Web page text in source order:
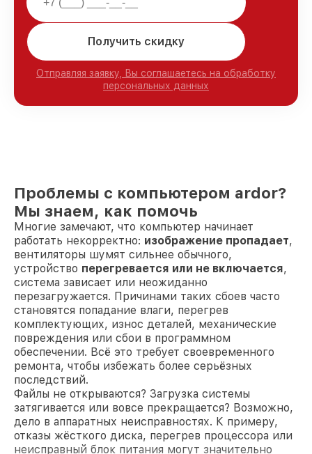
Получить скидку
Отправляя заявку, Вы соглашаетесь на обработку
персональных данных
Проблемы с компьютером ardor?
Мы знаем, как помочь
Многие замечают, что компьютер начинает
работать некорректно: изображение пропадает,
вентиляторы шумят сильнее обычного,
устройство перегревается или не включается,
система зависает или неожиданно
перезагружается. Причинами таких сбоев часто
становятся попадание влаги, перегрев
комплектующих, износ деталей, механические
повреждения или сбои в программном
обеспечении. Всё это требует своевременного
ремонта, чтобы избежать более серьёзных
последствий.
Файлы не открываются? Загрузка системы
затягивается или вовсе прекращается? Возможно,
дело в аппаратных неисправностях. К примеру,
отказы жёсткого диска, перегрев процессора или
неисправный блок питания могут значительно